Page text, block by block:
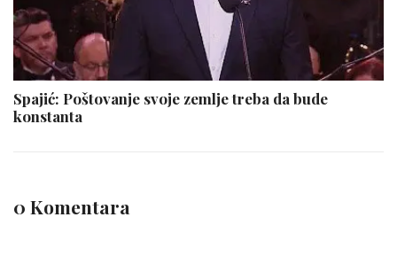
Spajić: Poštovanje svoje zemlje treba da bude
konstanta
0 Komentara